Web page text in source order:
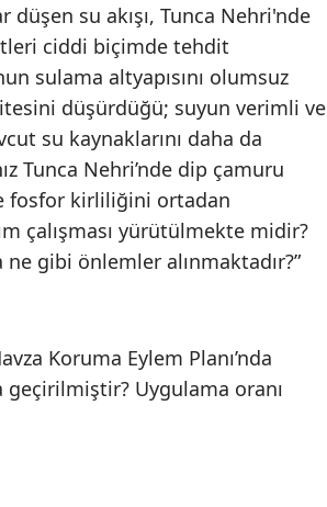
düşen su akışı, Tunca Nehri'nde
ciddi biçimde tehdit
sulama altyapısını olumsuz
düşürdüğü; suyun verimli ve
su kaynaklarını daha da
Tunca Nehri’nde dip çamuru
fosfor kirliliğini ortadan
çalışması yürütülmekte midir?
gibi önlemler alınmaktadır?”
Koruma Eylem Planı’nda
Uygulama oranı